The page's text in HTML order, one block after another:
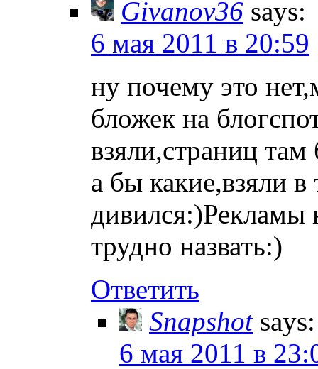
Givanov36 says:
6 мая 2011 в 20:59
ну почему это
бложек на
взяли,страниц
а бы какие,взяли
дивился:)Рекламы
трудно назвать:)
Ответить
Snapshot says:
6 мая 2011 в